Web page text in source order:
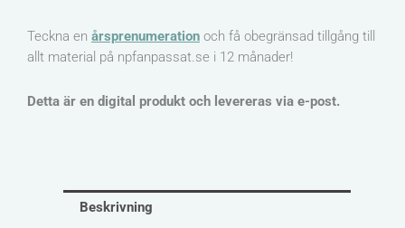
mängd
Teckna en årsprenumeration och få obegränsad tillgång till
allt material på npfanpassat.se i 12 månader!
Detta är en digital produkt och levereras via e-post.
Beskrivning